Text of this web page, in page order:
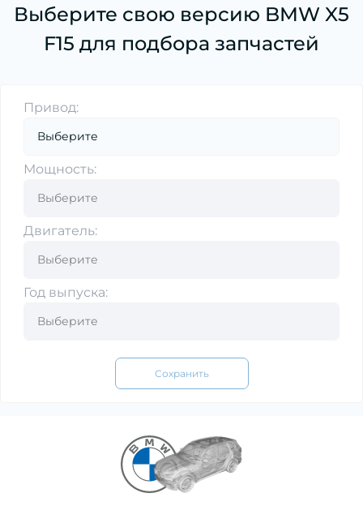
Выберите свою версию BMW X5
F15 для подбора запчастей
Привод:
Мощность:
Двигатель:
Год выпуска:
Сохранить